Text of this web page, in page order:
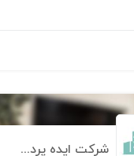
شرکت ایده پردازان